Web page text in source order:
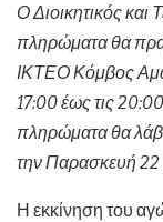
Ο Διοικητικός και
πληρώματα θα
ΙΚΤΕΟ Κόμβος
17:00 έως τις
πληρώματα θα
την Παρασκευή 22
Η εκκίνηση του